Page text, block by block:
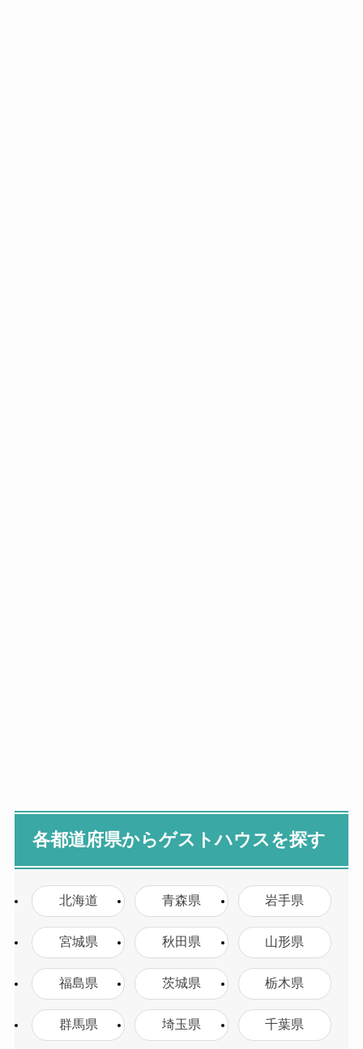
各都道府県からゲストハウスを探す
北海道 青森県 岩手県
宮城県 秋田県 山形県
福島県 茨城県 栃木県
群馬県 埼玉県 千葉県